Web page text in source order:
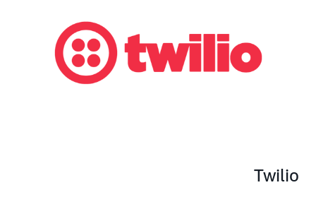
Twilio